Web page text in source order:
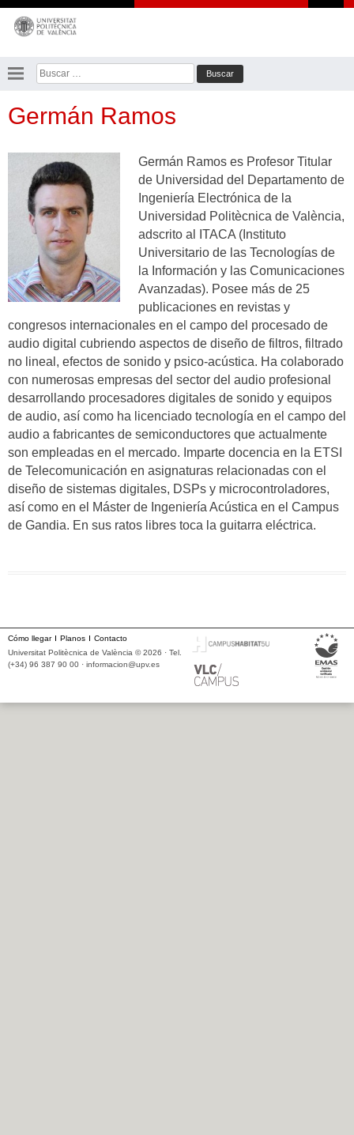
Saltar
contenido
Buscar:
Germán Ramos
Germán Ramos es Profesor Titular
de Universidad del Departamento de
Ingeniería Electrónica de la
Universidad Politècnica de València,
adscrito al ITACA (Instituto
Universitario de las Tecnologías de
la Información y las Comunicaciones
Avanzadas). Posee más de 25
publicaciones en revistas y
congresos internacionales en el campo del procesado de
audio digital cubriendo aspectos de diseño de filtros, filtrado
no lineal, efectos de sonido y psico-acústica. Ha colaborado
con numerosas empresas del sector del audio profesional
desarrollando procesadores digitales de sonido y equipos
de audio, así como ha licenciado tecnología en el campo del
audio a fabricantes de semiconductores que actualmente
son empleadas en el mercado. Imparte docencia en la ETSI
de Telecomunicación en asignaturas relacionadas con el
diseño de sistemas digitales, DSPs y microcontroladores,
así como en el Máster de Ingeniería Acústica en el Campus
de Gandia. En sus ratos libres toca la guitarra eléctrica.
Cómo llegar Planos
Contacto
Universitat Politècnica de València © 2026 · Tel.
(+34) 96 387 90 00 · informacion@upv.es